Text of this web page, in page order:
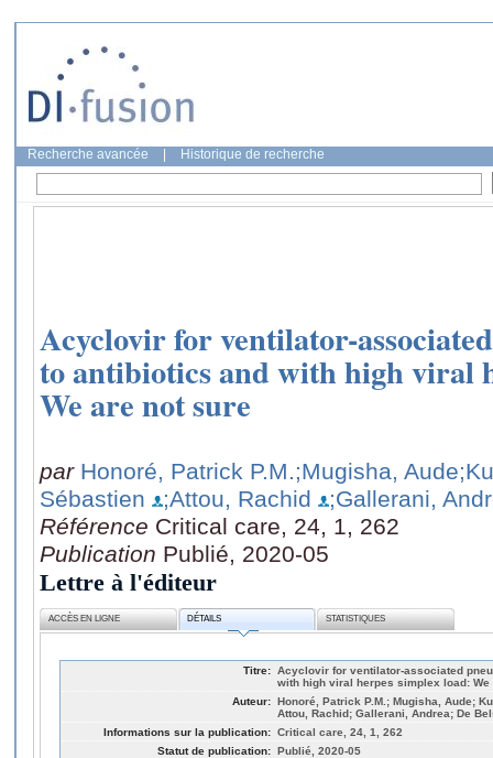
Recherche avancée Historique de recherche
Acyclovir for ventilator-
to antibiotics and with high viral
We are not sure
par Honoré, Patrick P.M.;Mugisha, Aude
Sébastien
;Attou, Rachid
;Gallerani,
Référence Critical care, 24, 1, 262
Publication Publié, 2020-05
Lettre à l'éditeur
ACCÈS EN LIGNE DÉTAILS STATISTIQUES
Titre: Acyclovir for ventilator-associated
with high viral herpes simplex load: We
Auteur: Honoré, Patrick P.M.; Mugisha, Aude;
Attou, Rachid; Gallerani, Andrea; De
Informations sur la publication: Critical care, 24, 1, 262
Statut de publication: Publié, 2020-05